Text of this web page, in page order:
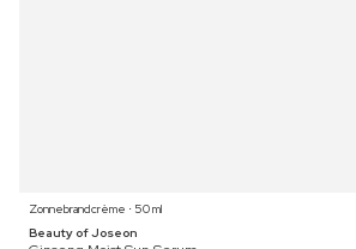
Zonnebrandcrème ⋅ 50 ml
Beauty of Joseon